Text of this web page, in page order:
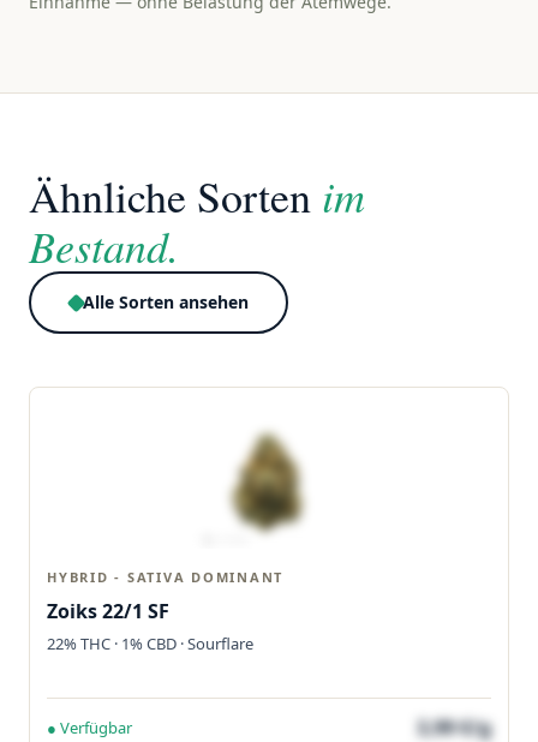
Ähnliche Sorten im
Bestand.
Alle Sorten ansehen
HYBRID - SATIVA DOMINANT
Zoiks 22/1 SF
22% THC · 1% CBD · Sourflare
● Verfügbar 3,99 €/g